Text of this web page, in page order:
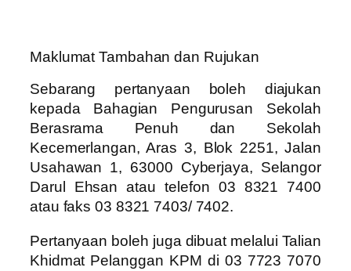
Maklumat Tambahan dan Rujukan
Sebarang pertanyaan boleh diajukan
kepada Bahagian Pengurusan Sekolah
Berasrama Penuh dan Sekolah
Kecemerlangan, Aras 3, Blok 2251, Jalan
Usahawan 1, 63000 Cyberjaya, Selangor
Darul Ehsan atau telefon 03 8321 7400
atau faks 03 8321 7403/ 7402.
Pertanyaan boleh juga dibuat melalui Talian
Khidmat Pelanggan KPM di 03 7723 7070